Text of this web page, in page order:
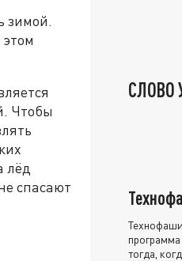
зимой.
Чтобы
лёд
спасают
СЛОВО
тогда,